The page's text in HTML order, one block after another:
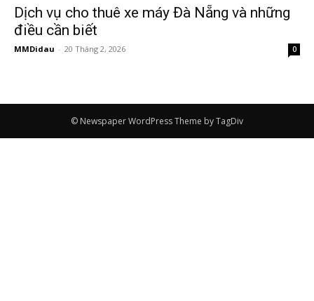
Dịch vụ cho thuê xe máy Đà Nẵng và những
điều cần biết
MMDidau - 20 Tháng 2, 2026 0
© Newspaper WordPress Theme by TagDiv